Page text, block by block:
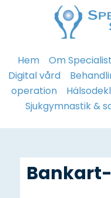
Hem Om
Digital vård
operation
Sjukgymnastik &